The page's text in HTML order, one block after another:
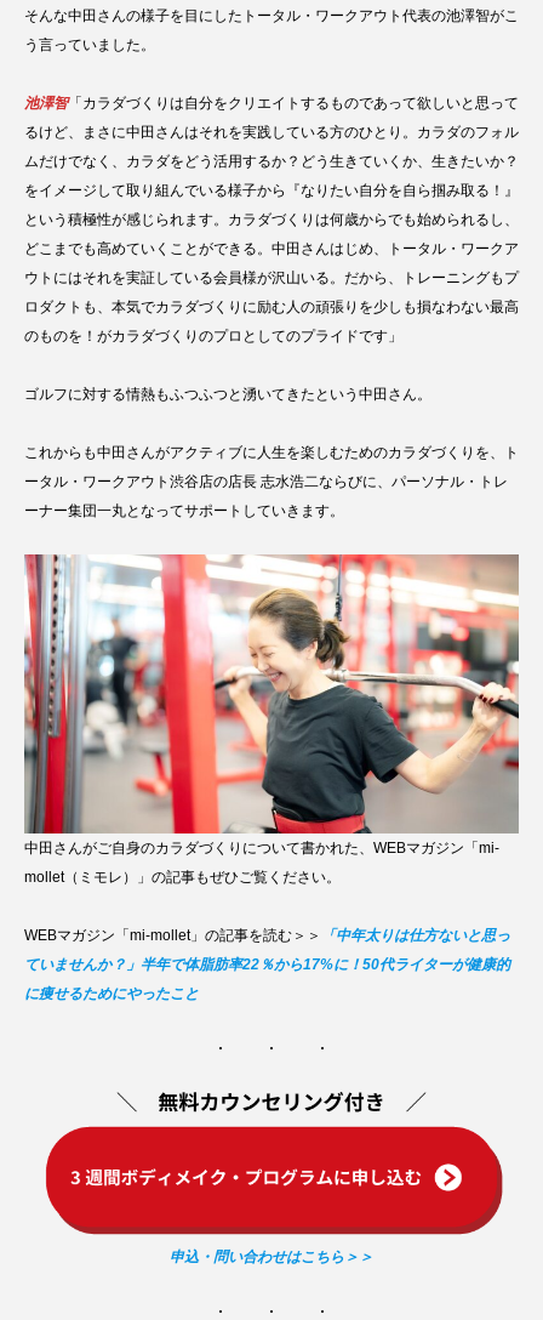
そんな中田さんの様子を目にしたトータル・ワークアウト代表の池澤智がこ
う言っていました。
池澤智「カラダづくりは自分をクリエイトするものであって欲しいと思って
るけど、まさに中田さんはそれを実践している方のひとり。カラダのフォル
ムだけでなく、カラダをどう活用するか？どう生きていくか、生きたいか？
をイメージして取り組んでいる様子から『なりたい自分を自ら掴み取る！』
という積極性が感じられます。カラダづくりは何歳からでも始められるし、
どこまでも高めていくことができる。中田さんはじめ、トータル・ワークア
ウトにはそれを実証している会員様が沢山いる。だから、トレーニングもプ
ロダクトも、本気でカラダづくりに励む人の頑張りを少しも損なわない最高
のものを！がカラダづくりのプロとしてのプライドです」
ゴルフに対する情熱もふつふつと湧いてきたという中田さん。
これからも中田さんがアクティブに人生を楽しむためのカラダづくりを、ト
ータル・ワークアウト渋谷店の店長 志水浩二ならびに、パーソナル・トレ
ーナー集団一丸となってサポートしていきます。
中田さんがご自身のカラダづくりについて書かれた、WEBマガジン「mi-
mollet（ミモレ）」の記事もぜひご覧ください。
WEBマガジン「mi-mollet」の記事を読む＞＞
「中年太りは仕方ないと思っ
ていませんか？」半年で体脂肪率22％から17%に！50代ライターが健康的
に痩せるためにやったこと
申込・問い合わせはこちら＞＞